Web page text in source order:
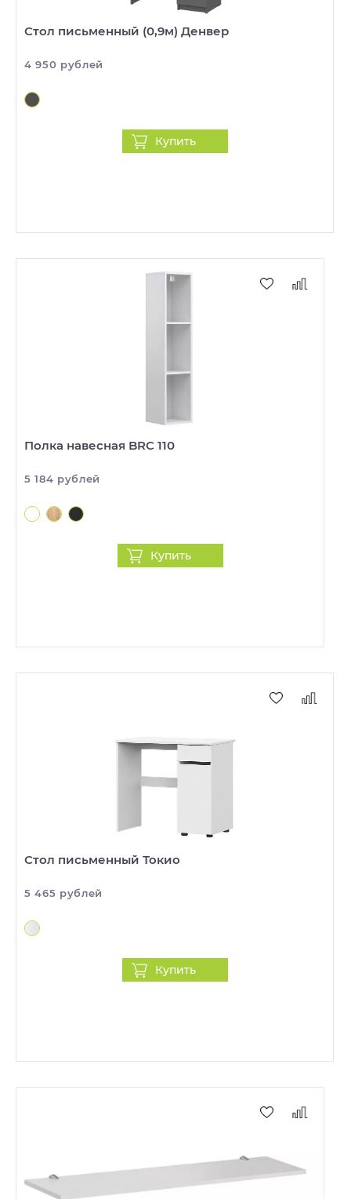
Стол письменный (0,9м) Денвер
4 950 рублей
Купить
Полка навесная BRC 110
5 184 рублей
Купить
Стол письменный Токио
5 465 рублей
Купить